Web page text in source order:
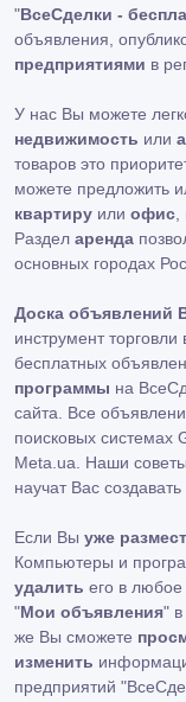
"ВсеСделки -
объявления,
предприятиями в
У нас Вы можете
недвижимость или
товаров это
можете предложить
квартиру или офис
Раздел аренда
основных городах
Доска объявлений
инструмент
бесплатных
программы на
сайта. Все
поисковых системах
Meta.ua. Наши
научат Вас
Если Вы уже
Компьютеры и
удалить его в любое
"Мои объявления"
же Вы сможете
изменить
предприятий